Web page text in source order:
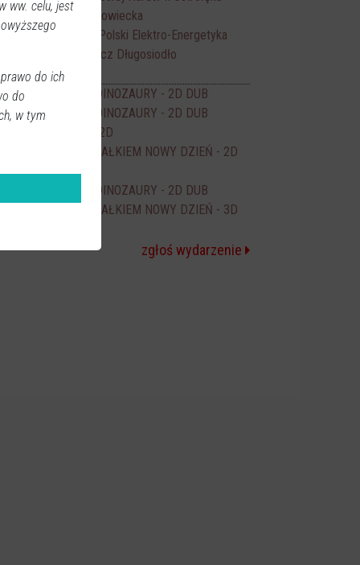
Ostrovia Ostrów Mazowiecka
17:30 Mecz Pucharu Polski Elektro-Energetyka
Ostrołęka - Wymakracz Długosiodło
JANTAR
PSI PATROL I DINOZAURY - 2D DUB
PSI PATROL I DINOZAURY - 2D DUB
ODZYSKANY - 2D
SPIDER-MAN CAŁKIEM NOWY DZIEŃ - 2D
PSI PATROL I DINOZAURY - 2D DUB
SPIDER-MAN CAŁKIEM NOWY DZIEŃ - 3D
zgłoś wydarzenie
ww. celu, jest
do ich
do
w tym